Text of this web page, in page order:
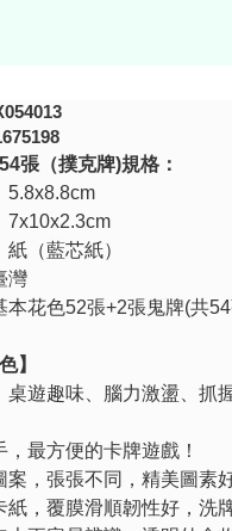
張（撲克牌)規格：
5.8x8.8cm
7x10x2.3cm
（藍芯紙）
灣
本花色52張+2張鬼牌(共54
】
桌遊趣味、腦力激盪、抓
最方便的卡牌遊戲！
案，張張不同，精美圖素
紙，覆膜滑順韌性好，洗